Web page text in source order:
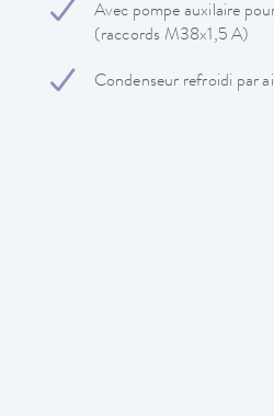
Avec pompe auxilaire
(raccords M38x1,5 A)
Condenseur refroidi par